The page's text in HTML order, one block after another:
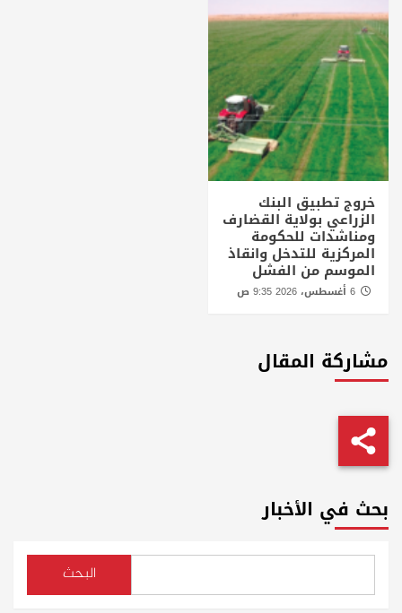
خروج تطبيق البنك
الزراعي بولاية القضارف
ومناشدات للحكومة
المركزية للتدخل وانقاذ
الموسم من الفشل
مشاركة المقال
بحث في الأخبار
البحث